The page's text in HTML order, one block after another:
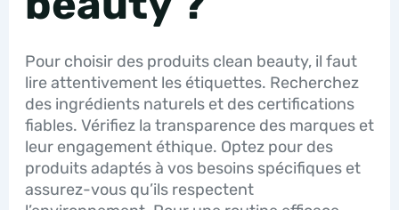
Pour choisir des produits clean beauty, il faut
lire attentivement les étiquettes. Recherchez
des ingrédients naturels et des certifications
fiables. Vérifiez la transparence des marques et
leur engagement éthique. Optez pour des
produits adaptés à vos besoins spécifiques et
assurez-vous qu’ils respectent